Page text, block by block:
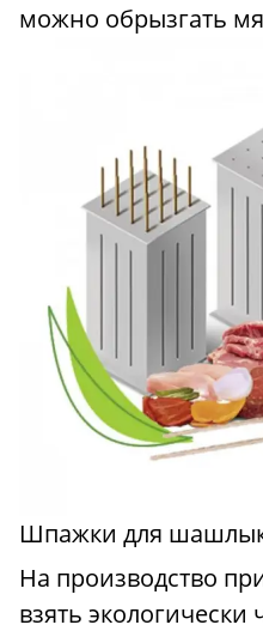
можно обрызгать
Шпажки для
На производство
взять